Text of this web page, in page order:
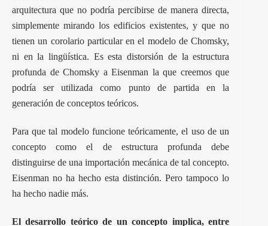
arquitectura que no podría percibirse de manera directa,
simplemente mirando los edificios existentes, y que no
tienen un corolario particular en el modelo de Chomsky,
ni en la lingüística. Es esta distorsión de la estructura
profunda de Chomsky a Eisenman la que creemos que
podría ser utilizada como punto de partida en la
generación de conceptos teóricos.
Para que tal modelo funcione teóricamente, el uso de un
concepto como el de estructura profunda debe
distinguirse de una importación mecánica de tal concepto.
Eisenman no ha hecho esta distinción. Pero tampoco lo
ha hecho nadie más.
El desarrollo teórico de un concepto implica, entre